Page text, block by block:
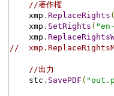
//著作権
    xmp
. ReplaceRights (
    xmp
. SetRights (
    xmp
.
//
//出力
    stc
. SavePDF (